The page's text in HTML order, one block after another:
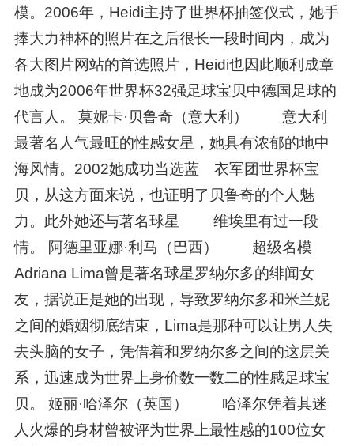
模。2006年，Heidi主持了世界杯抽签仪式，她手
捧大力神杯的照片在之后很长一段时间内，成为
各大图片网站的首选照片，Heidi也因此顺利成章
地成为2006年世界杯32强足球宝贝中德国足球的
代言人。 莫妮卡·贝鲁奇（意大利） 意大利
最著名人气最旺的性感女星，她具有浓郁的地中
海风情。2002她成功当选蓝 衣军团世界杯宝
贝，从这方面来说，也证明了贝鲁奇的个人魅
力。此外她还与著名球星 维埃里有过一段
情。 阿德里亚娜·利马（巴西） 超级名模
Adriana Lima曾是著名球星罗纳尔多的绯闻女
友，据说正是她的出现，导致罗纳尔多和米兰妮
之间的婚姻彻底结束，Lima是那种可以让男人失
去头脑的女子，凭借着和罗纳尔多之间的这层关
系，迅速成为世界上身价数一数二的性感足球宝
贝。 姬丽·哈泽尔（英国） 哈泽尔凭着其迷
人火爆的身材曾被评为世界上最性感的100位女